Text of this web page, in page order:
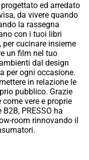
ed arredato
da vivere quando
la rassegna
con i tuoi libri
cucinare insieme
un film nel tuo
dal design
per ogni occasione.
in relazione le
pubblico. Grazie
vere e proprie
PRESSO ha
room rinnovando il